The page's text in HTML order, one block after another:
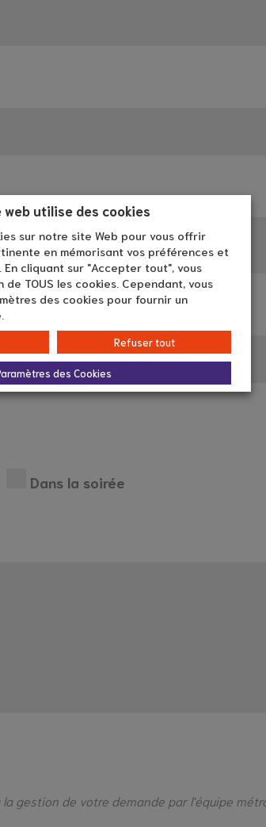
Dans la soirée
gestion de votre demande par l'équipe
web utilise des cookies
sur notre site Web pour vous offrir
en mémorisant vos préférences et
cliquant sur "Accepter tout", vous
TOUS les cookies. Cependant, vous
des cookies pour fournir un
Refuser tout
des Cookies